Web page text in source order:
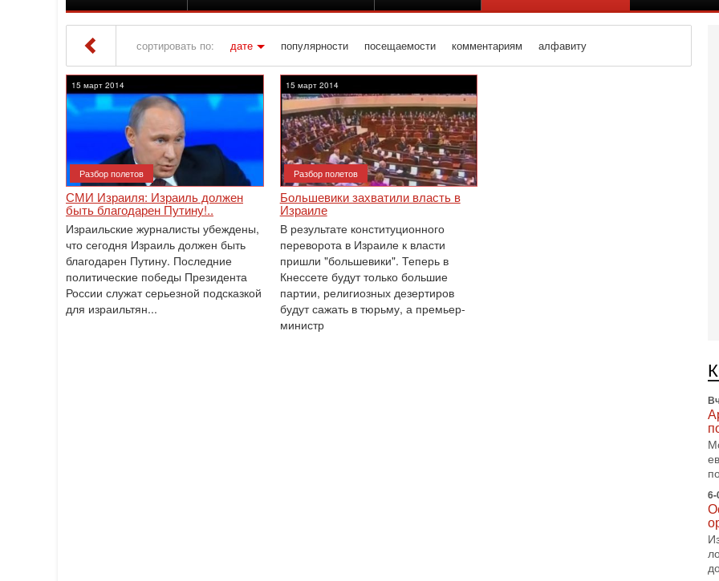
сортировать по: дате популярности посещаемости комментариям алфавиту
» Материалы за 15.03.2014
15 март 2014
Разбор полетов
СМИ Израиля: Израиль должен
быть благодарен Путину!..
Израильские журналисты убеждены,
что сегодня Израиль должен быть
благодарен Путину. Последние
политические победы Президента
России служат серьезной подсказкой
для израильтян...
15 март 2014
Разбор полетов
Большевики захватили власть в
Израиле
В результате конституционного
переворота в Израиле к власти
пришли "большевики". Теперь в
Кнессете будут только большие
партии, религиозных дезертиров
будут сажать в тюрьму, а премьер-
министр
6-